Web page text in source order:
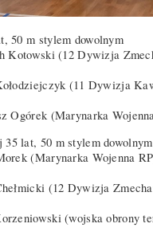
50 m stylem dowolnym
Kotowski (12 Dywizja
(11 Dywizja
Ogórek (Marynarka
lat, 50 m stylem dowolnym
(Marynarka Wojenna
(12 Dywizja
(wojska obrony